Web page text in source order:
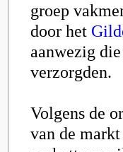
groep
door het
aanwezig
verzorgden.
Volgens de
van de